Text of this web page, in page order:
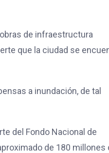
de infraestructura
que la ciudad se
a inundación, de tal
del Fondo Nacional de
de 180 millones